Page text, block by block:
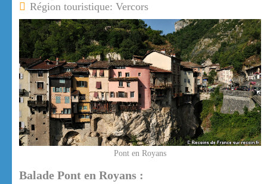
Région touristique: Vercors
Pont en Royans
Balade Pont en Royans :